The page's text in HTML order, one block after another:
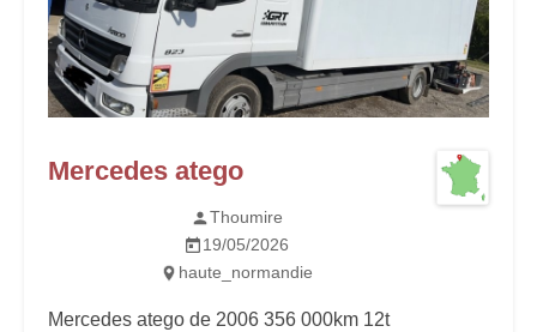
Mercedes atego
Thoumire
19/05/2026
haute_normandie
Mercedes atego de 2006 356 000km 12t